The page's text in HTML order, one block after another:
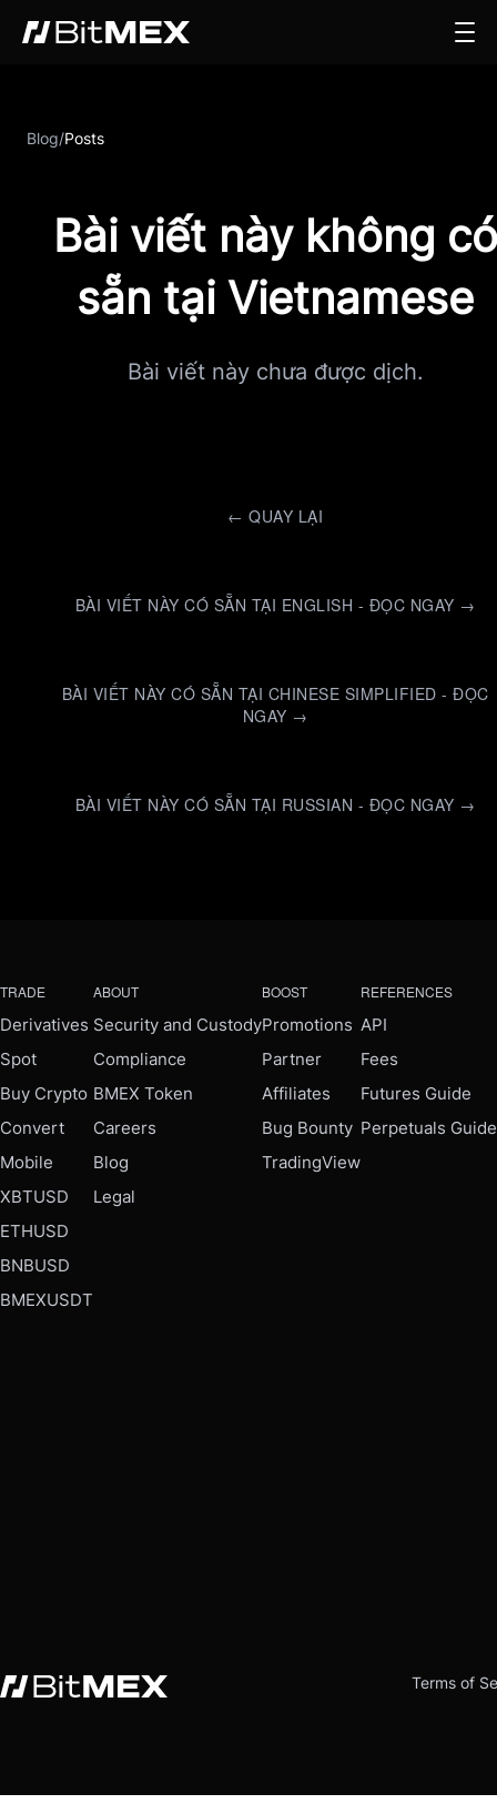
Blog/Posts
Bài viết này không có
sẵn tại Vietnamese
Bài viết này chưa được dịch.
← QUAY LẠI
BÀI VIẾT NÀY CÓ SẴN TẠI ENGLISH - ĐỌC NGAY →
BÀI VIẾT NÀY CÓ SẴN TẠI CHINESE SIMPLIFIED - ĐỌC
NGAY →
BÀI VIẾT NÀY CÓ SẴN TẠI RUSSIAN - ĐỌC NGAY →
TRADE
Derivatives
Spot
Buy Crypto
Convert
Mobile
XBTUSD
ETHUSD
BNBUSD
BMEXUSDT
ABOUT
Security and Custody
Compliance
BMEX Token
Careers
Blog
Legal
BOOST
Promotions
Partner
Affiliates
Bug Bounty
TradingView
REFERENCES
API
Fees
Futures Guide
Perpetuals Guide
Terms of